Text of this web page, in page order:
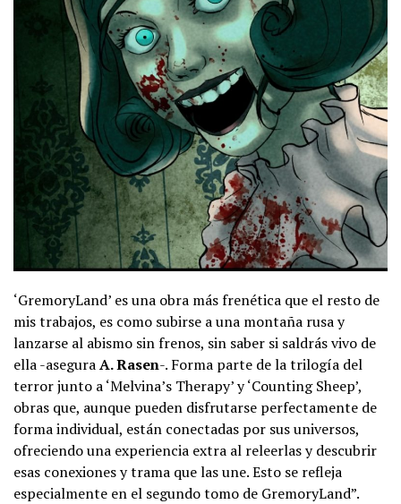
‘GremoryLand’ es una obra más frenética que el resto de
mis trabajos, es como subirse a una montaña rusa y
lanzarse al abismo sin frenos, sin saber si saldrás vivo de
ella -aseguraA. Rasen-. Forma parte de la trilogía del
terror junto a ‘Melvina’s Therapy’ y ‘Counting Sheep’,
obras que, aunque pueden disfrutarse perfectamente de
forma individual, están conectadas por sus universos,
ofreciendo una experiencia extra al releerlas y descubrir
esas conexiones y trama que las une. Esto se refleja
especialmente en el segundo tomo de GremoryLand”.